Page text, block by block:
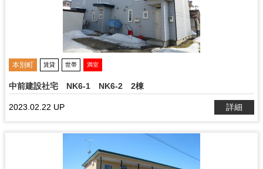
本別町 賃貸 世帯 満室
中前建設社宅 NK6-1 NK6-2 2棟
2023.02.22 UP 詳細